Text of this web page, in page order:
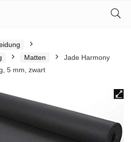
Matten
Jade Harmony
5 mm, zwart